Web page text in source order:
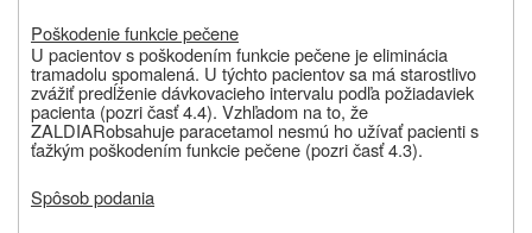
Poškodenie funkcie pečene
U pacientov s poškodením funkcie pečene je eliminácia
tramadolu spomalená. U týchto pacientov sa má starostlivo
zvážiť predĺženie dávkovacieho intervalu podľa požiadaviek
pacienta (pozri časť 4.4). Vzhľadom na to, že
ZALDIARobsahuje paracetamol nesmú ho užívať pacienti s
ťažkým poškodením funkcie pečene (pozri časť 4.3).
Spôsob podania